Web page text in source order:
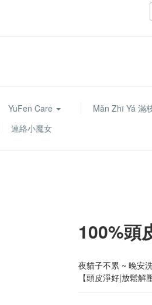
YuFen Care Mǎn Zhī Yá 滿
連絡小魔女
100%頭
夜貓子不累 ~ 晚安
【頭皮淨好|放鬆